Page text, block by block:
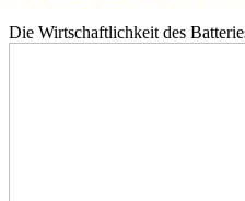
Die Wirtschaftlichkeit des